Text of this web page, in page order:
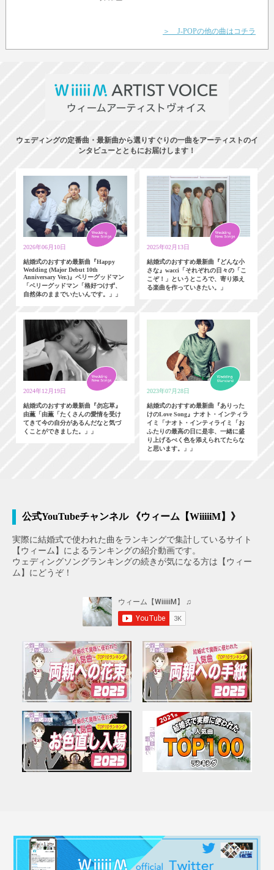
＞ J-POPの他の曲はコチラ
ウェディングの定番曲・最新曲から選りすぐりの一曲をアーティストのイ
ンタビューとともにお届けします！
2026年06月10日
結婚式のおすすめ最新曲『Happy
Wedding (Major Debut 10th
Anniversary Ver.)』ベリーグッドマン
「ベリーグッドマン「格好つけず、
自然体のままでいたいんです。」」
2025年02月13日
結婚式のおすすめ最新曲『どんな小
さな』wacci「それぞれの日々の「こ
こぞ！」というところで、寄り添え
る楽曲を作っていきたい。」
2024年12月19日
結婚式のおすすめ最新曲『勿忘草』
由薫「由薫「たくさんの愛情を受け
てきて今の自分があるんだなと気づ
くことができました。」」
2023年07月28日
結婚式のおすすめ最新曲『ありった
けのLove Song』ナオト・インティラ
イミ「ナオト・インティライミ「お
ふたりの最高の日に是非、一緒に盛
り上げるべく色を添えられてたらな
と思います。」」
公式YouTubeチャンネル 《ウィーム【WiiiiiM】》
実際に結婚式で使われた曲をランキングで集計しているサイト
【ウィーム】によるランキングの紹介動画です。
ウェディングソングランキングの続きが気になる方は【ウィー
ム】にどうぞ！